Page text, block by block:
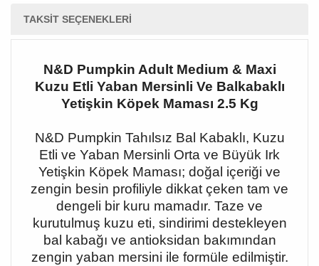
TAKSIT SEÇENEKLERI
N&D Pumpkin Adult Medium & Maxi
Kuzu Etli Yaban Mersinli Ve Balkabaklı
Yetişkin Köpek Maması 2.5 Kg
N&D Pumpkin Tahılsız Bal Kabaklı, Kuzu
Etli ve Yaban Mersinli Orta ve Büyük Irk
Yetişkin Köpek Maması; doğal içeriği ve
zengin besin profiliyle dikkat çeken tam ve
dengeli bir kuru mamadır. Taze ve
kurutulmuş kuzu eti, sindirimi destekleyen
bal kabağı ve antioksidan bakımından
zengin yaban mersini ile formüle edilmiştir.